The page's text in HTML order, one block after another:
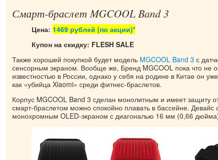
Смарт-браслет MGCOOL Band 3
Цена: 1469 рублей (по акции)*
Купон на скидку: FLESH SALE
Также хорошей покупкой будет модель MGCOOL Band 3 с
сенсорным экраном. Вообще же, Бренд MGCOOL пока что не
известностью в России, однако у себя на родине в Китае он
как «убийца Xiaomi» среди фитнес-браслетов.
Корпус MGCOOL Band 3 сделан монолитным и имеет защиту
смарт-браслетом можно спокойно плавать в бассейне. Девайс
монохромным OLED-экраном с диагональю 16 мм (0,66